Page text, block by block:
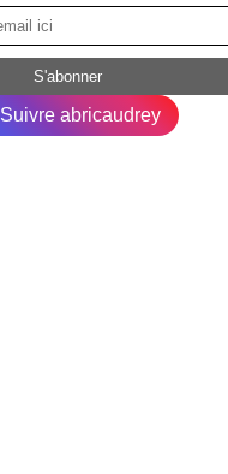
Suivre abricaudrey